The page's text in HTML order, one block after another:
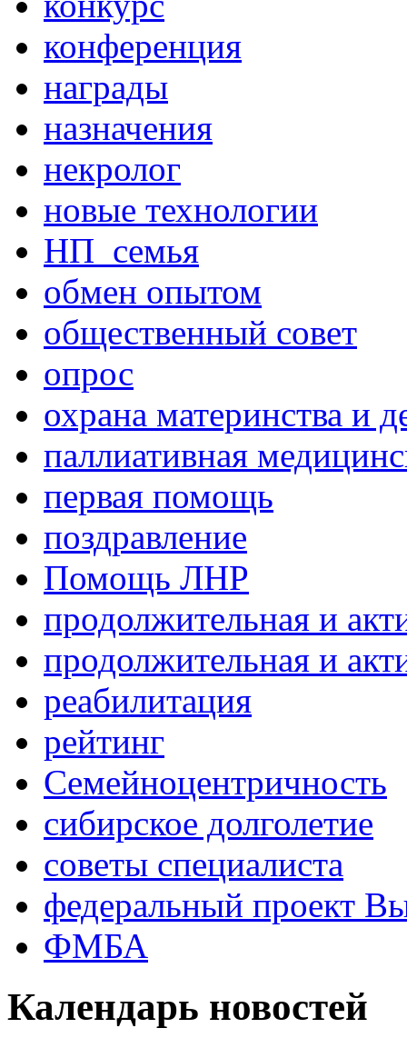
конференция
награды
назначения
некролог
новые технологии
НП_семья
обмен опытом
общественный совет
опрос
охрана материнства и
паллиативная
первая помощь
поздравление
Помощь ЛНР
продолжительная и
продолжительная и
реабилитация
рейтинг
Семейноцентричность
сибирское долголетие
советы специалиста
федеральный проект
ФМБА
Календарь новостей